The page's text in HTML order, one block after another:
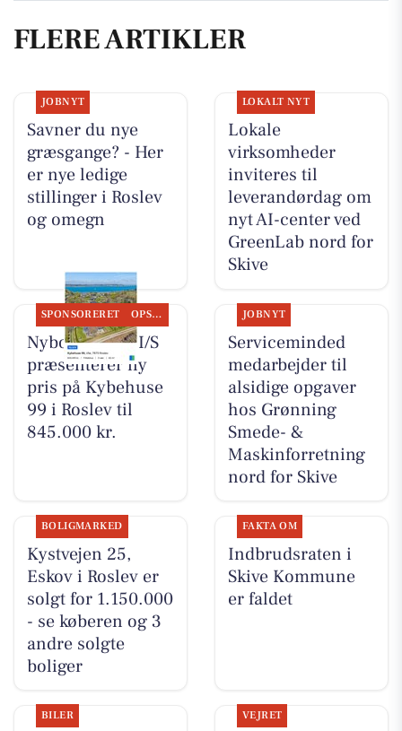
FLERE ARTIKLER
JOBNYT
Savner du nye
græsgange? - Her
er nye ledige
stillinger i Roslev
og omegn
LOKALT NYT
Lokale
virksomheder
inviteres til
leverandørdag om
nyt AI-center ved
GreenLab nord for
Skive
SPONSORERET OPSLAGSTAVLEN
Nybolig Skive I/S
præsenterer ny
pris på Kybehuse
99 i Roslev til
845.000 kr.
JOBNYT
Serviceminded
medarbejder til
alsidige opgaver
hos Grønning
Smede- &
Maskinforretning
nord for Skive
BOLIGMARKED
Kystvejen 25,
Eskov i Roslev er
solgt for 1.150.000
- se køberen og 3
andre solgte
boliger
FAKTA OM
Indbrudsraten i
Skive Kommune
er faldet
BILER VEJRET